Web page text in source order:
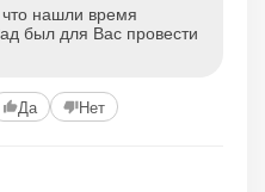
нашли время
был для Вас провести
Да Нет